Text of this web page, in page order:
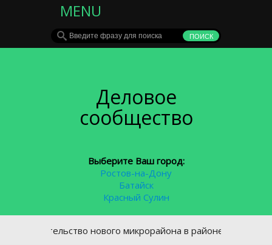
MENU
Деловое
сообщество
Выберите Ваш город:
Ростов-на-Дону
Батайск
Красный Сулин
нового микрорайона в районе площади